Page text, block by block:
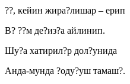
??, кейин жира?лишар – ерип
В? ??м де?из?а айлинип.
Шу?а хатирил?р дол?унида
Анда-мунда ?оду?уш тамаш?.